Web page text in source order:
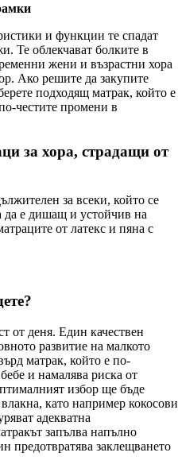
и функции те спадат
Те облекчават болките в
жени и възрастни хора
Ако решите да закупите
подходящ матрак, който е
честите промени в
за хора, страдащи от
за всеки, който се
да е дишащ и устойчив на
от латекс и пяна с
от деня. Един качествен
развитие на малкото
матрак, който е по-
и намалява риска от
избор ще бъде
като например кокосови
адекватна
запълва напълно
предотвратява заклещването